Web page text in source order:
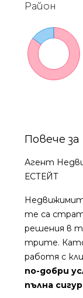
Район
Повече
Агент
ЕСТЕЙТ
те са
решения в
трите.
работя с
по-добри
пълна